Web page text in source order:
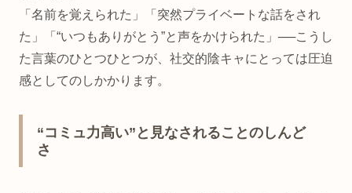
「名前を覚えられた」「突然プライベートな話をされ
た」「“いつもありがとう”と声をかけられた」──こうし
た言葉のひとつひとつが、社交的陰キャにとっては圧迫
感としてのしかかります。
“コミュ力高い”と見なされることのしんど
さ